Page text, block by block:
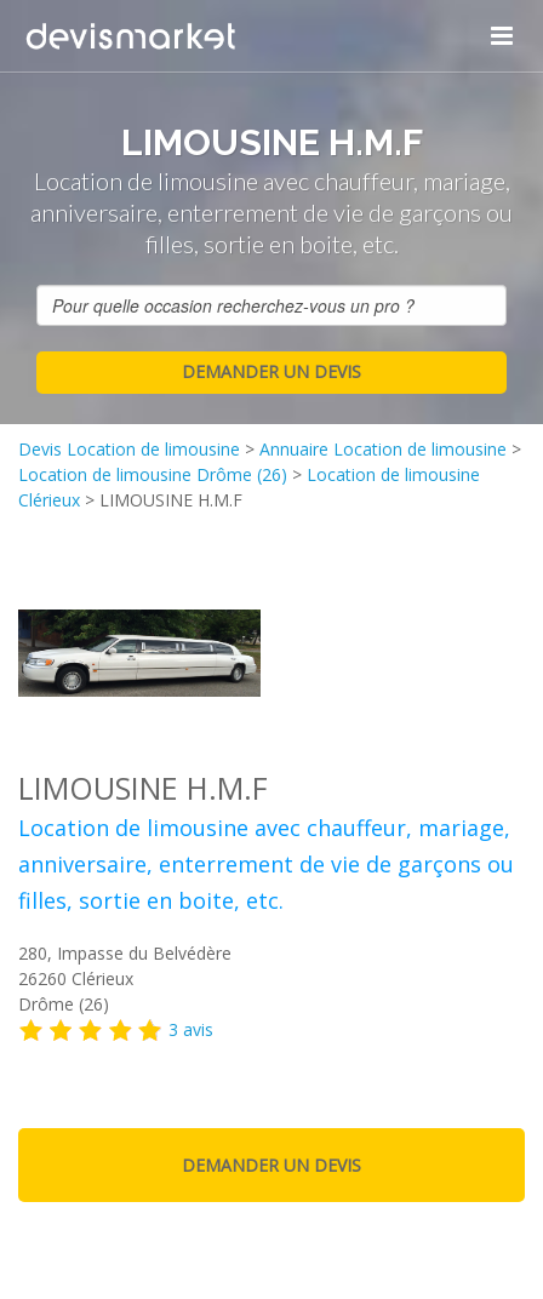
LIMOUSINE H.M.F
Location de limousine avec chauffeur, mariage,
anniversaire, enterrement de vie de garçons ou
filles, sortie en boite, etc.
Devis Location de limousine > Annuaire Location de limousine >
Location de limousine Drôme (26) > Location de limousine
Clérieux > LIMOUSINE H.M.F
LIMOUSINE H.M.F
Location de limousine avec chauffeur, mariage,
anniversaire, enterrement de vie de garçons ou
filles, sortie en boite, etc.
280, Impasse du Belvédère
26260 Clérieux
Drôme (26)
3 avis